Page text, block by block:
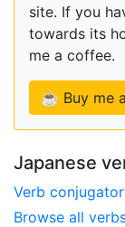
site. If you
towards its
me a coffee.
☕ Buy me
Japanese
Verb conjugator
Browse all